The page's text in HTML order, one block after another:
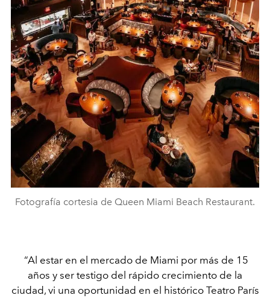
Fotografía cortesia de Queen Miami Beach Restaurant.
“Al estar en el mercado de Miami por más de 15
años y ser testigo del rápido crecimiento de la
ciudad, vi una oportunidad en el histórico Teatro París